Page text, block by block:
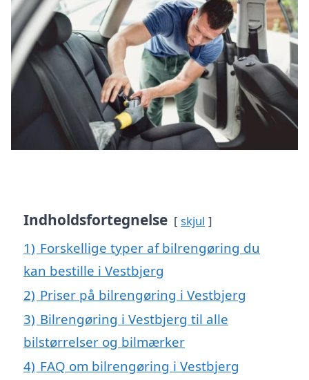
Indholdsfortegnelse skjul
1) Forskellige typer af bilrengøring du
kan bestille i Vestbjerg
2) Priser på bilrengøring i Vestbjerg
3) Bilrengøring i Vestbjerg til alle
bilstørrelser og bilmærker
4) FAQ om bilrengøring i Vestbjerg